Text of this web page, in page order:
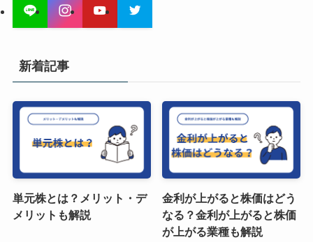
新着記事
単元株とは？メリット・デ
メリットも解説
金利が上がると株価はどう
なる？金利が上がると株価
が上がる業種も解説